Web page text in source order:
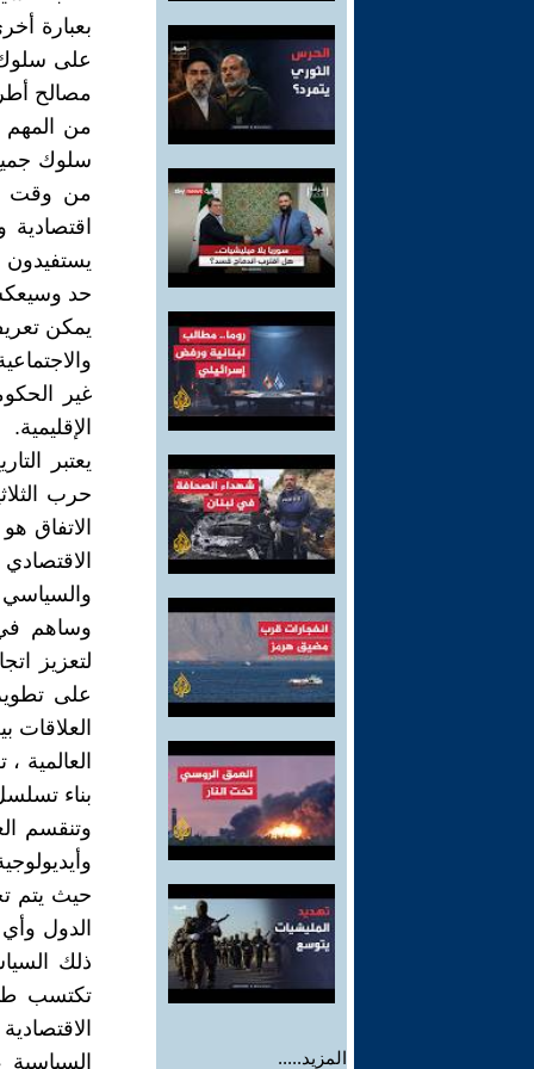
المزيد.....
بعبارة
على سلوك
مصالح
من المهم
سلوك
من وقت
حد
يمكن
غير
الإقليمية.
حرب
الاتفاق
والسياسي
وساهم في
لتعزيز
على
العلاقات
العالمية
بناء
وتنقسم
حيث يتم
الدول
ذلك
تكتسب